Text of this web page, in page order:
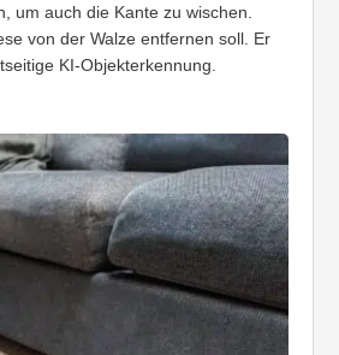
um auch die Kante zu wischen.
von der Walze entfernen soll. Er
KI-Objekterkennung.